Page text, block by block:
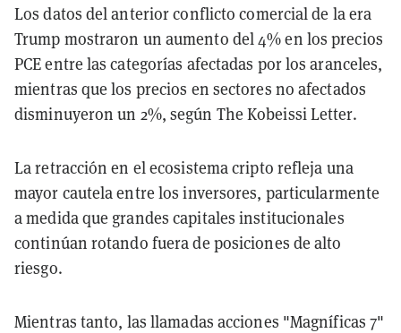
Los datos del anterior conflicto comercial de la era
Trump mostraron un aumento del 4% en los precios
PCE entre las categorías afectadas por los aranceles,
mientras que los precios en sectores no afectados
disminuyeron un 2%, según The Kobeissi Letter.
La retracción en el ecosistema cripto refleja una
mayor cautela entre los inversores, particularmente
a medida que grandes capitales institucionales
continúan rotando fuera de posiciones de alto
riesgo.
Mientras tanto, las llamadas acciones "Magníficas 7"